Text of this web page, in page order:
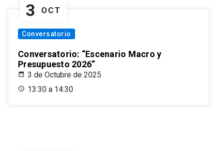
3 OCT
Conversatorio
Conversatorio: “Escenario Macro y
Presupuesto 2026”
3 de Octubre de 2025
13:30 a 14:30